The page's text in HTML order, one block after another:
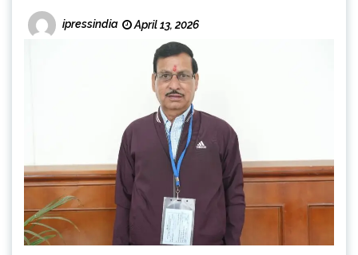
ipressindia April 13, 2026